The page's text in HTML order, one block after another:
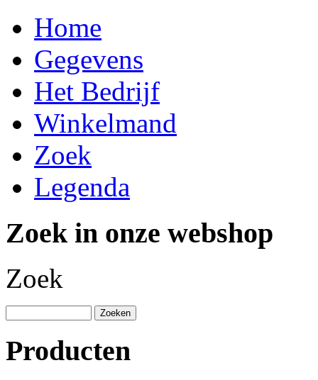
Home
Gegevens
Het Bedrijf
Winkelmand
Zoek
Legenda
Zoek in onze webshop
Zoek
Producten